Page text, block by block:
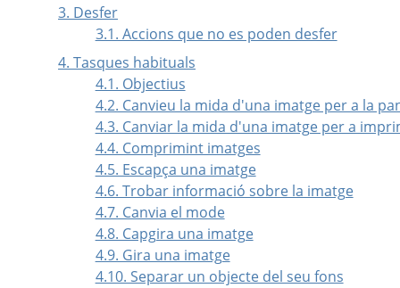
3. Desfer
3.1. Accions que no es poden desfer
4. Tasques habituals
4.1. Objectius
4.2. Canvieu la mida d'una imatge per a la
4.3. Canviar la mida d'una imatge per a
4.4. Comprimint imatges
4.5. Escapça una imatge
4.6. Trobar informació sobre la imatge
4.7. Canvia el mode
4.8. Capgira una imatge
4.9. Gira una imatge
4.10. Separar un objecte del seu fons